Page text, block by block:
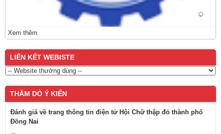
Xem thêm
LIÊN KẾT WEBISTE
THĂM DÒ Ý KIẾN
Đánh giá về trang thông tin điện tử Hội Chữ thập đỏ thành phố
Đồng Nai